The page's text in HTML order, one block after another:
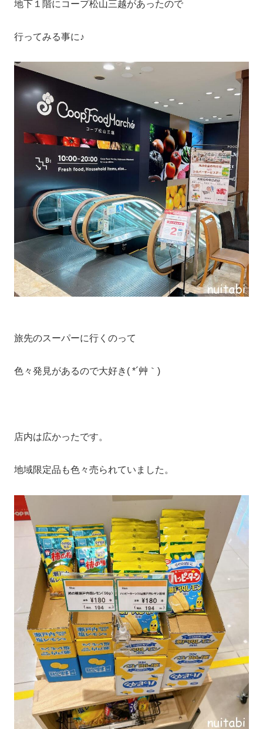
地下１階にコープ松山三越があったので
行ってみる事に♪
旅先のスーパーに行くのって
色々発見があるので大好き( *´艸｀)
店内は広かったです。
地域限定品も色々売られていました。